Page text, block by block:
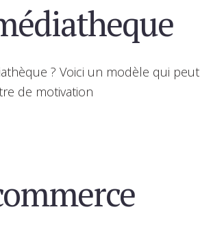
? Voici un modèle qui peut
de motivation